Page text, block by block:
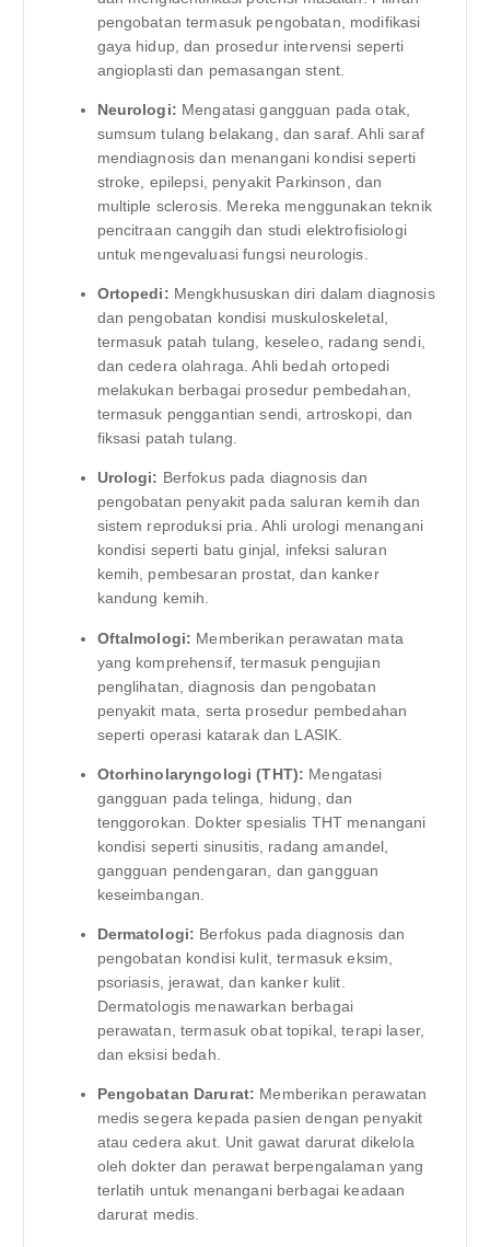
pengobatan termasuk pengobatan, modifikasi
gaya hidup, dan prosedur intervensi seperti
angioplasti dan pemasangan stent.
Neurologi: Mengatasi gangguan pada otak,
sumsum tulang belakang, dan saraf. Ahli saraf
mendiagnosis dan menangani kondisi seperti
stroke, epilepsi, penyakit Parkinson, dan
multiple sclerosis. Mereka menggunakan teknik
pencitraan canggih dan studi elektrofisiologi
untuk mengevaluasi fungsi neurologis.
Ortopedi: Mengkhususkan diri dalam diagnosis
dan pengobatan kondisi muskuloskeletal,
termasuk patah tulang, keseleo, radang sendi,
dan cedera olahraga. Ahli bedah ortopedi
melakukan berbagai prosedur pembedahan,
termasuk penggantian sendi, artroskopi, dan
fiksasi patah tulang.
Urologi: Berfokus pada diagnosis dan
pengobatan penyakit pada saluran kemih dan
sistem reproduksi pria. Ahli urologi menangani
kondisi seperti batu ginjal, infeksi saluran
kemih, pembesaran prostat, dan kanker
kandung kemih.
Oftalmologi: Memberikan perawatan mata
yang komprehensif, termasuk pengujian
penglihatan, diagnosis dan pengobatan
penyakit mata, serta prosedur pembedahan
seperti operasi katarak dan LASIK.
Otorhinolaryngologi (THT): Mengatasi
gangguan pada telinga, hidung, dan
tenggorokan. Dokter spesialis THT menangani
kondisi seperti sinusitis, radang amandel,
gangguan pendengaran, dan gangguan
keseimbangan.
Dermatologi: Berfokus pada diagnosis dan
pengobatan kondisi kulit, termasuk eksim,
psoriasis, jerawat, dan kanker kulit.
Dermatologis menawarkan berbagai
perawatan, termasuk obat topikal, terapi laser,
dan eksisi bedah.
Pengobatan Darurat: Memberikan perawatan
medis segera kepada pasien dengan penyakit
atau cedera akut. Unit gawat darurat dikelola
oleh dokter dan perawat berpengalaman yang
terlatih untuk menangani berbagai keadaan
darurat medis.